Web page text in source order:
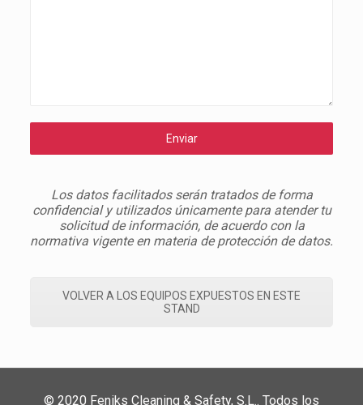
Enviar
Los datos facilitados serán tratados de forma
confidencial y utilizados únicamente para atender tu
solicitud de información, de acuerdo con la
normativa vigente en materia de protección de datos.
VOLVER A LOS EQUIPOS EXPUESTOS EN ESTE
STAND
© 2020 Feniks Cleaning & Safety, S.L.. Todos los